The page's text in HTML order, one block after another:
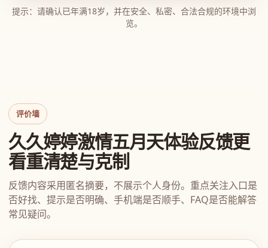
提示：请确认已年满18岁，并在安全、私密、合法合规的环境中浏
览。
评价墙
久久婷婷激情五月天体验反馈更
看重清楚与克制
反馈内容采用匿名摘要，不展示个人身份。重点关注入口是
否好找、提示是否明确、手机端是否顺手、FAQ是否能解答
常见疑问。